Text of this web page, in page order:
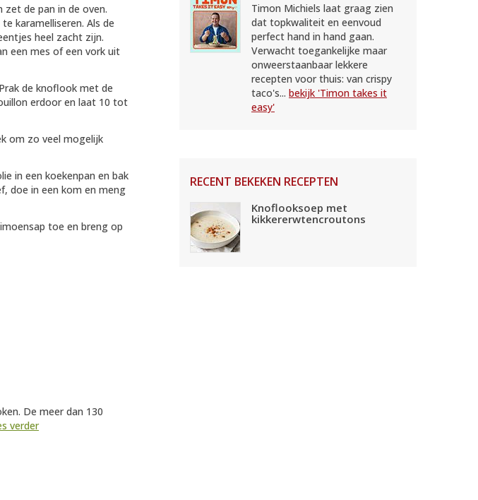
de pan in de oven.
karamelliseren. Als de
heel zacht zijn.
een mes of een vork uit
de knoflook met de
erdoor en laat 10 tot
om zo veel mogelijk
in een koekenpan en bak
doe in een kom en meng
toe en breng op
De meer dan 130
verder
Timon Michiels laat graag zien
dat topkwaliteit en eenvoud
perfect hand in hand gaan.
Verwacht toegankelijke maar
onweerstaanbaar lekkere
recepten voor thuis: van crispy
taco's... bekijk 'Timon takes it
easy'
RECENT BEKEKEN RECEPTEN
Knoflooksoep met
kikkererwtencroutons